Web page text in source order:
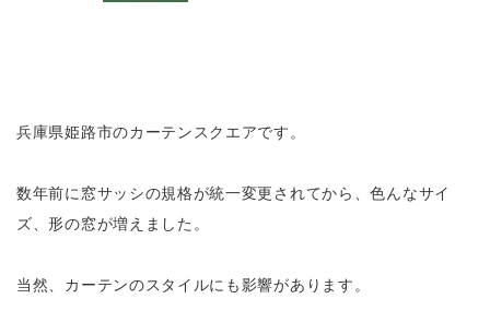
兵庫県姫路市のカーテンスクエアです。
数年前に窓サッシの規格が統一変更されてから、色んなサイ
ズ、形の窓が増えました。
当然、カーテンのスタイルにも影響があります。